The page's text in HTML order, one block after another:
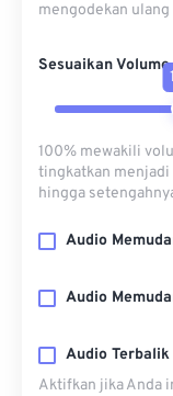
mengodekan
Sesuaikan Volume
100% mewakili
tingkatkan
hingga
Audio
Audio
Audio Terbalik
Aktifkan jika Anda